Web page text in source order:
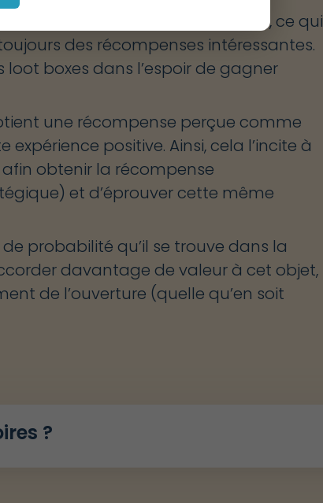
sont aléatoires et irrégulières, ce qui
des récompenses intéressantes.
loot boxes dans l’espoir de gagner
une récompense perçue comme
positive. Ainsi, cela l’incite à
obtenir la récompense
et d’éprouver cette même
probabilité qu’il se trouve dans la
davantage de valeur à cet objet,
de l’ouverture (quelle qu’en soit
?